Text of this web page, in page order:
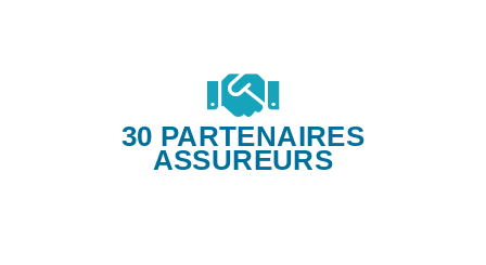
30 PARTENAIRES
ASSUREURS